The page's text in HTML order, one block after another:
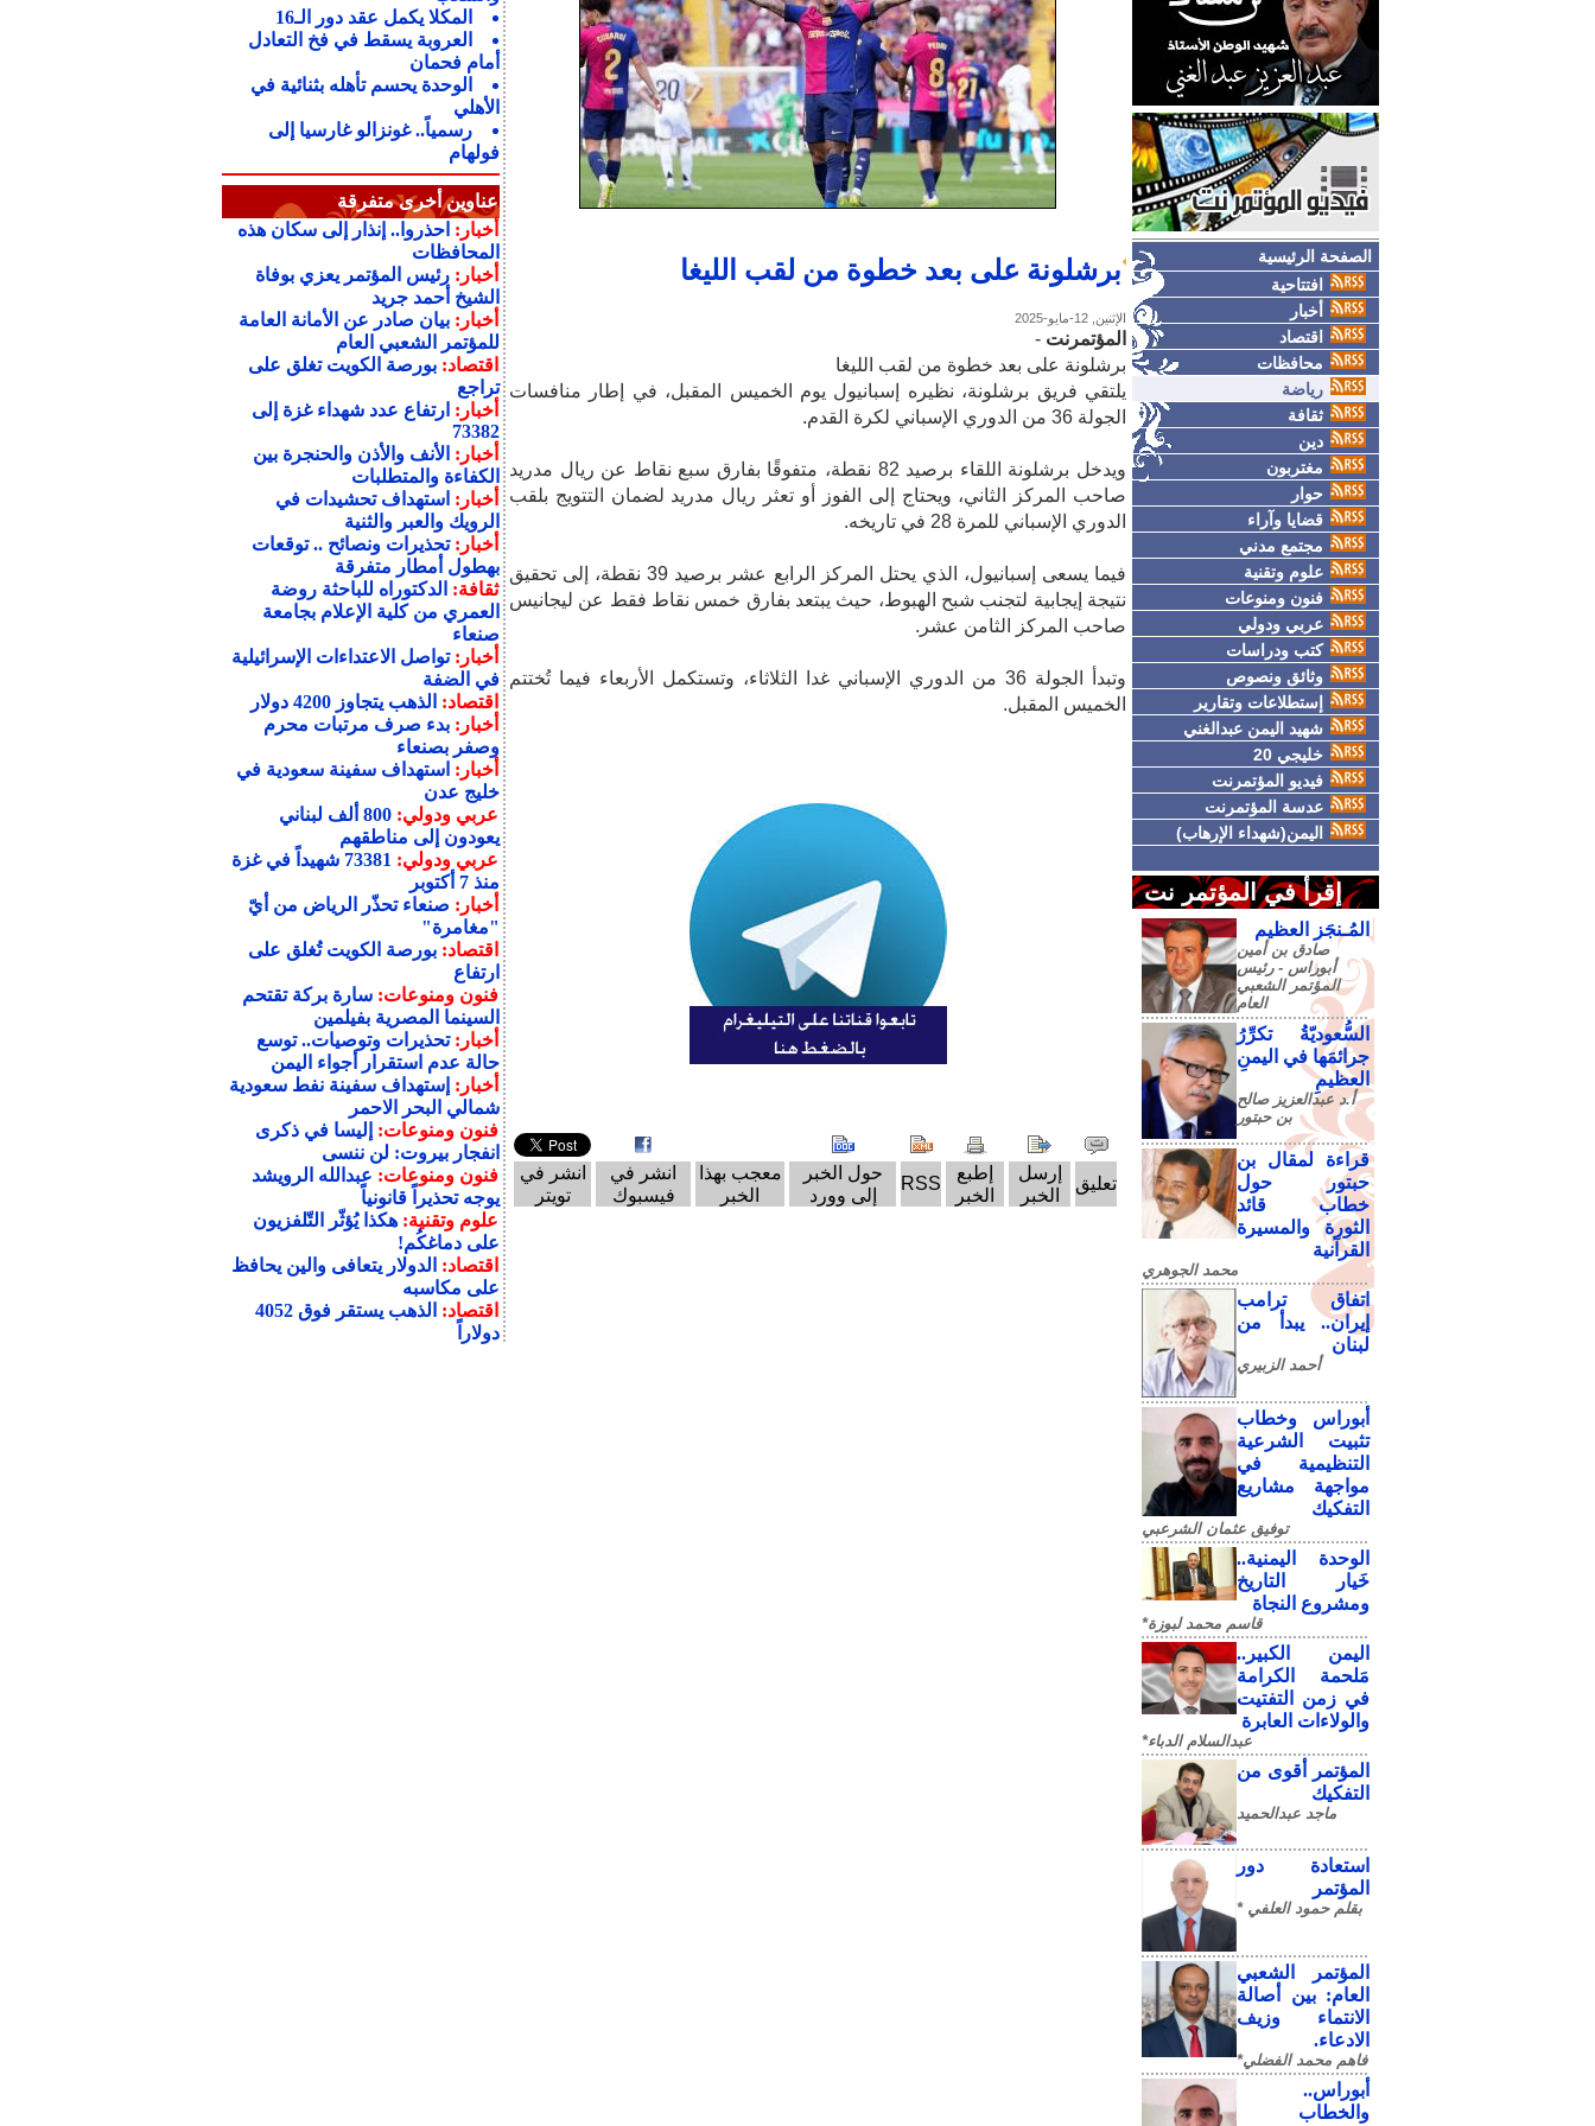
الصفحة الرئيسية
افتتاحية
أخبار
اقتصاد
محافظات
رياضة
ثقافة
دين
مغتربون
حوار
قضايا وآراء
مجتمع مدني
علوم وتقنية
فنون ومنوعات
عربي ودولي
كتب ودراسات
وثائق ونصوص
إستطلاعات وتقارير
شهيد اليمن عبدالغني
خليجي 20
فيديو المؤتمرنت
عدسة المؤتمرنت
اليمن(شهداء الإرهاب)
إقرأ في المؤتمر نت
المُـنجَز العظيم
صادق‮ ‬بن‮ ‬أمين‮
‬أبوراس - رئيس‮
‬المؤتمر‮ ‬الشعبي‮
‬العام
السُّعوديّةُ تكرِّرُ
جرائمَها في اليمنِ
العظيمِ
أ.د عبدالعزيز صالح
بن حبتور
قراءة لمقال بن
حبتور حول
خطاب قائد
الثورة والمسيرة
القرآنية
محمد الجوهري
اتفاق ترامب
إيران.. يبدأ من
لبنان
أحمد الزبيري
أبوراس وخطاب
تثبيت الشرعية
التنظيمية في
مواجهة مشاريع
التفكيك
توفيق عثمان الشرعبي
الوحدة اليمنية..
خَيار التاريخ
ومشروع النجاة
قاسم محمد لبوزة*
​اليمن الكبير..
مَلحمة الكرامة
في زمن التفتيت
والولاءات العابرة
عبدالسلام الدباء*
المؤتمر أقوى من
التفكيك
ماجد عبدالحميد
استعادة دور
المؤتمر
بقلم حمود العلفي *
المؤتمر الشعبي
العام: بين أصالة
الانتماء وزيف
الادعاء.
فاهم محمد الفضلي*
أبوراس..
والخطاب
برشلونة على بعد خطوة من لقب الليغا
الإثنين, 12-مايو-2025
المؤتمرنت -
برشلونة على بعد خطوة من لقب الليغا
يلتقي فريق برشلونة، نظيره إسبانيول يوم الخميس المقبل، في إطار منافسات
الجولة 36 من الدوري الإسباني لكرة القدم.
ويدخل برشلونة اللقاء برصيد 82 نقطة، متفوقًا بفارق سبع نقاط عن ريال مدريد
صاحب المركز الثاني، ويحتاج إلى الفوز أو تعثر ريال مدريد لضمان التتويج بلقب
الدوري الإسباني للمرة 28 في تاريخه.
فيما يسعى إسبانيول، الذي يحتل المركز الرابع عشر برصيد 39 نقطة، إلى تحقيق
نتيجة إيجابية لتجنب شبح الهبوط، حيث يبتعد بفارق خمس نقاط فقط عن ليجانيس
صاحب المركز الثامن عشر.
وتبدأ الجولة 36 من الدوري الإسباني غدا الثلاثاء، وتستكمل الأربعاء فيما تُختتم
الخميس المقبل.
تعليق
إرسل
الخبر
إطبع
الخبر
RSS
حول الخبر
إلى وورد
معجب بهذا
الخبر
انشر في
فيسبوك
انشر في
تويتر
المكلا يكمل عقد دور الـ16
العروبة يسقط في فخ التعادل
أمام فحمان
الوحدة يحسم تأهله بثنائية في
الأهلي
رسمياً.. غونزالو غارسيا إلى
فولهام
عناوين أخرى متفرقة
أخبار: احذروا.. إنذار إلى سكان هذه
المحافظات
أخبار:رئيس المؤتمر يعزي بوفاة
الشيخ أحمد جريد
أخبار:بيان صادر عن الأمانة العامة
للمؤتمر الشعبي العام
اقتصاد:بورصة الكويت تغلق على
تراجع
أخبار: ارتفاع عدد شهداء غزة إلى
73382
أخبار: الأنف والأذن والحنجرة بين
الكفاءة والمتطلبات
أخبار: استهداف تحشيدات في
الرويك والعبر والثنية
أخبار:تحذيرات ونصائح .. توقعات
بهطول أمطار متفرقة
ثقافة: الدكتوراه للباحثة روضة
العمري من كلية الإعلام بجامعة
صنعاء
أخبار:تواصل الاعتداءات الإسرائيلية
في الضفة
اقتصاد: الذهب يتجاوز 4200 دولار
أخبار:بدء صرف مرتبات محرم
وصفر بصنعاء
أخبار: استهداف سفينة سعودية في
خليج عدن
عربي ودولي:
800 ألف لبناني
يعودون إلى مناطقهم
عربي ودولي:
73381 شهيداً في غزة
منذ 7 أكتوبر
أخبار: صنعاء تحذّر الرياض من أيّ
"مغامرة"
اقتصاد:بورصة الكويت تُغلق على
ارتفاع
فنون ومنوعات:سارة بركة تقتحم
السينما المصرية بفيلمين
أخبار:تحذيرات وتوصيات.. توسع
حالة عدم استقرار أجواء اليمن
أخبار: إستهداف سفينة نفط سعودية
شمالي البحر الاحمر
فنون ومنوعات: إليسا في ذكرى
انفجار بيروت: لن ننسى
فنون ومنوعات: عبدالله الرويشد
يوجه تحذيراً قانونياً
علوم وتقنية:هكذا يُؤثّر التّلفزيون
على دماغكُم!
اقتصاد: الدولار يتعافى والين يحافظ
على مكاسبه
اقتصاد:
الذهب يستقر فوق 4052
دولاراً